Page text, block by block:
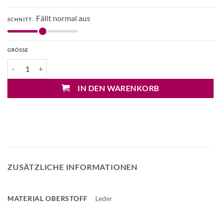
SCHNITT: Fällt normal aus
GRÖSSE
IN DEN WARENKORB
ZUSÄTZLICHE INFORMATIONEN
MATERIAL OBERSTOFF Leder